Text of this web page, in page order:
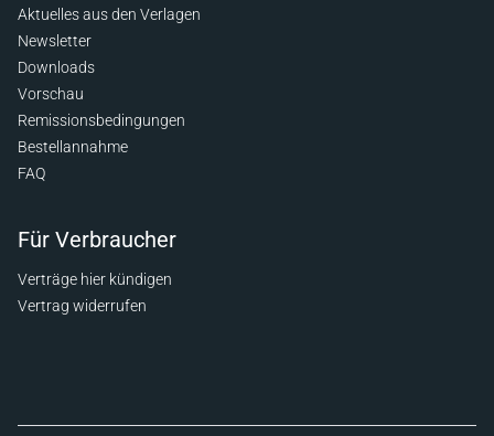
Aktuelles aus den Verlagen
Newsletter
Downloads
Vorschau
Remissionsbedingungen
Bestellannahme
FAQ
Für Verbraucher
Verträge hier kündigen
Vertrag widerrufen